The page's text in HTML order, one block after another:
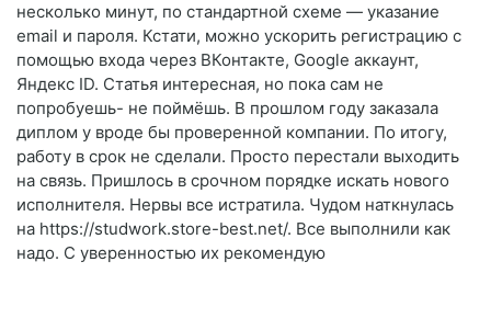
несколько минут, по стандартной схеме — указание
email и пароля. Кстати, можно ускорить регистрацию с
помощью входа через ВКонтакте, Google аккаунт,
Яндекс ID. Статья интересная, но пока сам не
попробуешь- не поймёшь. В прошлом году заказала
диплом у вроде бы проверенной компании. По итогу,
работу в срок не сделали. Просто перестали выходить
на связь. Пришлось в срочном порядке искать нового
исполнителя. Нервы все истратила. Чудом наткнулась
на https://studwork.store-best.net/. Все выполнили как
надо. С уверенностью их рекомендую